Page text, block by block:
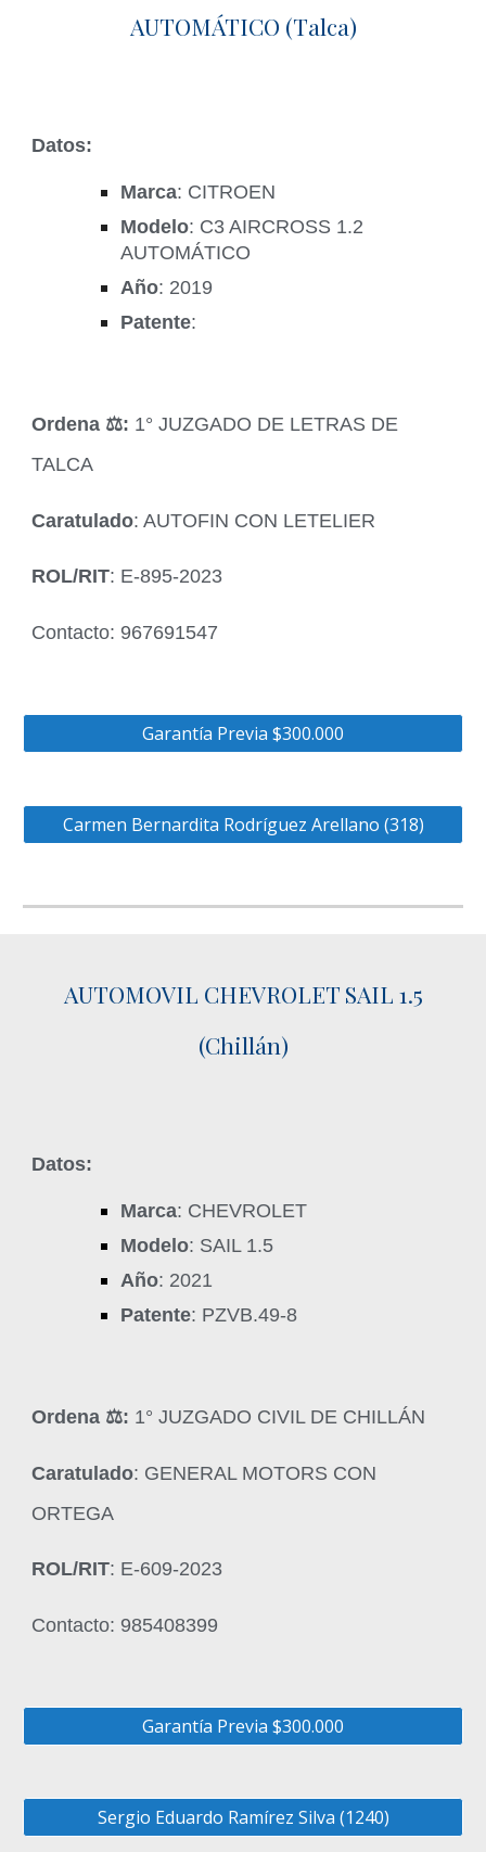
AUTOMÁTICO (Talca)
Datos:
Marca: CITROEN
Modelo: C3 AIRCROSS 1.2
AUTOMÁTICO
Año: 2019
Patente:
Ordena ‍⚖️: 1° JUZGADO DE LETRAS DE
TALCA
Caratulado: AUTOFIN CON LETELIER
ROL/RIT: E-895-2023
Contacto: 967691547
Garantía Previa $300.000
Carmen Bernardita Rodríguez Arellano (318)
AUTOMOVIL CHEVROLET SAIL 1.5
(Chillán)
Datos:
Marca: CHEVROLET
Modelo: SAIL 1.5
Año: 2021
Patente: PZVB.49-8
Ordena ‍⚖️: 1° JUZGADO CIVIL DE CHILLÁN
Caratulado: GENERAL MOTORS CON
ORTEGA
ROL/RIT: E-609-2023
Contacto: 985408399
Garantía Previa $300.000
Sergio Eduardo Ramírez Silva (1240)